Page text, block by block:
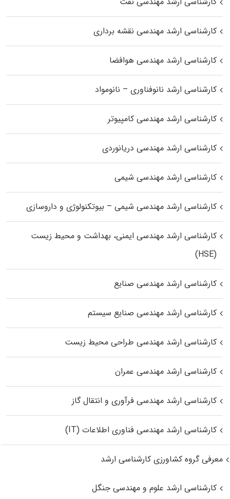
کارشناسی ارشد مهندسی نقشه برداری
کارشناسی ارشد مهندسی هوافضا
کارشناسی ارشد نانوفناوری – نانومواد
کارشناسی ارشد مهندسی کامپیوتر
کارشناسی ارشد مهندسی دریانوردی
کارشناسی ارشد مهندسی شیمی
کارشناسی ارشد مهندسی شیمی – بیوتکنولوژی و داروسازی
کارشناسی ارشد مهندسی ایمنی، بهداشت و محیط زیست
(HSE)
کارشناسی ارشد مهندسی صنایع
کارشناسی ارشد مهندسی صنایع سیستم
کارشناسی ارشد مهندسی طراحی محیط زیست
کارشناسی ارشد مهندسی عمران
کارشناسی ارشد مهندسی فرآوری و انتقال گاز
کارشناسی ارشد مهندسی فناوری اطلاعات (IT)
معرفی گروه کشاورزی کارشناسی ارشد
کارشناسی ارشد علوم و مهندسی جنگل